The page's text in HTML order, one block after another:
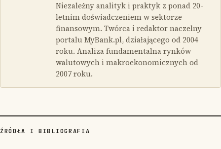
Niezależny analityk i praktyk z ponad 20-
letnim doświadczeniem w sektorze
finansowym. Twórca i redaktor naczelny
portalu MyBank.pl, działającego od 2004
roku. Analiza fundamentalna rynków
walutowych i makroekonomicznych od
2007 roku.
ŹRÓDŁA I BIBLIOGRAFIA